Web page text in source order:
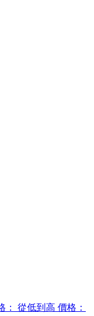
： 從低到高 價格：